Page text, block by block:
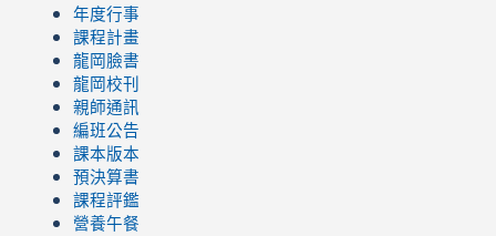
年度行事
課程計畫
龍岡臉書
龍岡校刊
親師通訊
編班公告
課本版本
預決算書
課程評鑑
營養午餐